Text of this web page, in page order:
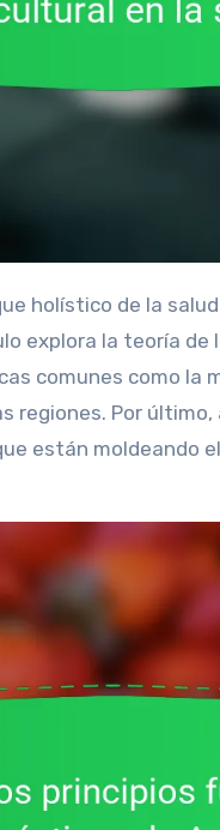
explora la teoría de
comunes como la
regiones. Por
están moldeando